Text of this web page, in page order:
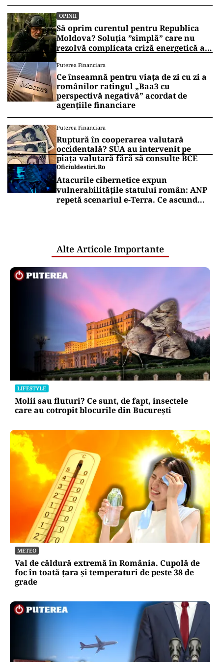
OPINII
Să oprim curentul pentru Republica
Moldova? Soluția ”simplă” care nu
rezolvă complicata criză energetică a
Puterea Financiara
Ce înseamnă pentru viața de zi cu zi a
românilor ratingul „Baa3 cu
perspectivă negativă” acordat de
agențiile financiare
Puterea Financiara
Ruptură în cooperarea valutară
occidentală? SUA au intervenit pe
piața valutară fără să consulte BCE
Oficiuldestiri.ro
Atacurile cibernetice expun
vulnerabilitățile statului român: ANP
repetă scenariul e‑Terra. Ce ascund
Alte Articole Importante
LIFESTYLE
Molii sau fluturi? Ce sunt, de fapt, insectele
care au cotropit blocurile din București
METEO
Val de căldură extremă în România. Cupolă de
foc în toată țara și temperaturi de peste 38 de
grade